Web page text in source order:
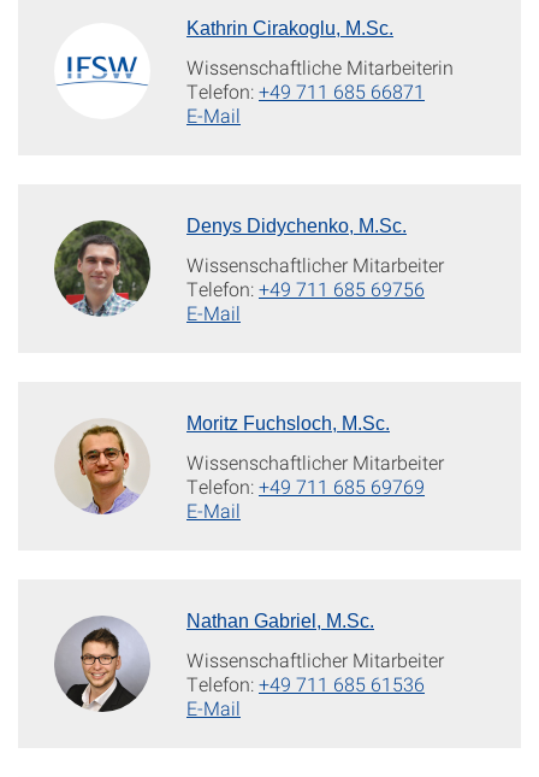
Kathrin Cirakoglu, M.Sc.
Wissenschaftliche Mitarbeiterin
Telefon:+49 711 685 66871
E-Mail
Denys Didychenko, M.Sc.
Wissenschaftlicher Mitarbeiter
Telefon:+49 711 685 69756
E-Mail
Moritz Fuchsloch, M.Sc.
Wissenschaftlicher Mitarbeiter
Telefon:+49 711 685 69769
E-Mail
Nathan Gabriel, M.Sc.
Wissenschaftlicher Mitarbeiter
Telefon:+49 711 685 61536
E-Mail